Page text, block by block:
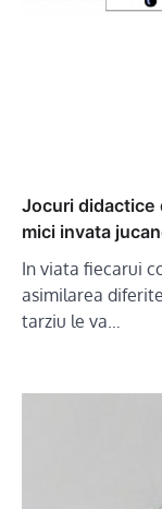
Jocuri didactice
mici invata
In viata fiecarui
asimilarea
tarziu le va…